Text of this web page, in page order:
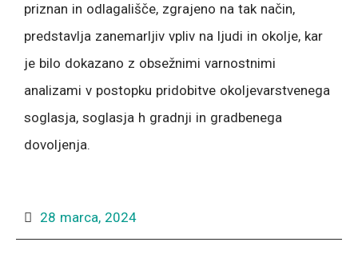
priznan in odlagališče, zgrajeno na tak način,
predstavlja zanemarljiv vpliv na ljudi in okolje, kar
je bilo dokazano z obsežnimi varnostnimi
analizami v postopku pridobitve okoljevarstvenega
soglasja, soglasja h gradnji in gradbenega
dovoljenja.
28 marca, 2024